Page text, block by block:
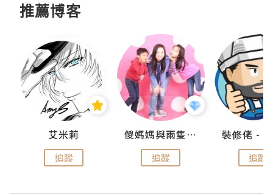
推薦博客
艾米莉
追蹤
儍媽媽與兩隻小魔怪之家
追蹤 追蹤